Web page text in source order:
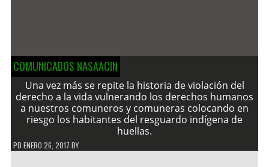
COMUNICADOS NASAACIN
Una vez más se repite la historia de violación del
derecho a la vida vulnerando los derechos humanos
a nuestros comuneros y comuneras colocando en
riesgo los habitantes del resguardo indígena de
huellas.
PD ENERO 26, 2017 BY